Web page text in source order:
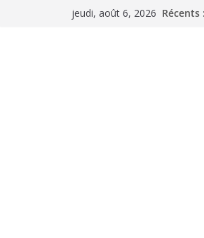
jeudi, août 6, 2026 Récents :